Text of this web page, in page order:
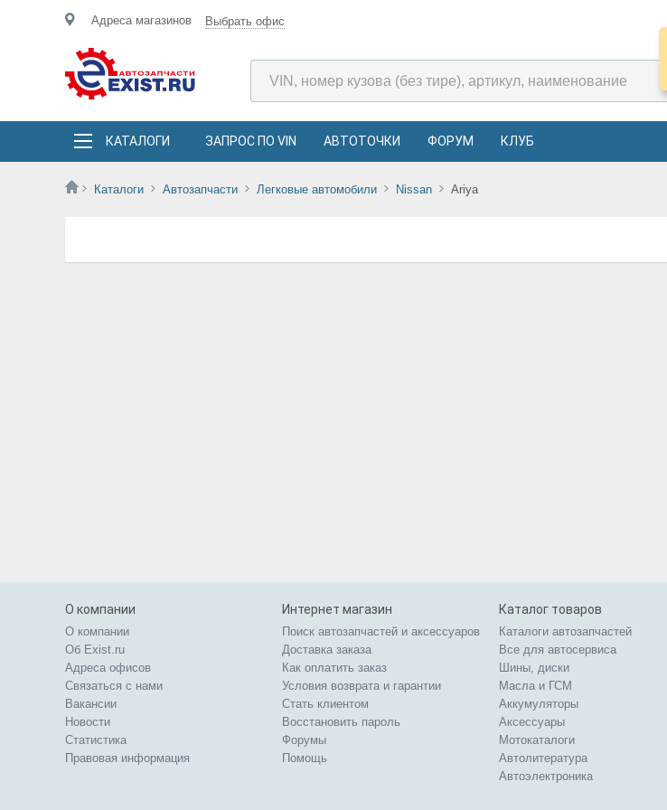
Адреса магазинов Выбрать офис
КАТАЛОГИ ЗАПРОС ПО VIN АВТОТОЧКИ ФОРУМ КЛУБ
Каталоги Автозапчасти Легковые автомобили Nissan Ariya
О компании
О компании
Об Exist.ru
Адреса офисов
Связаться с нами
Вакансии
Новости
Статистика
Правовая информация
Интернет магазин
Поиск автозапчастей и аксессуаров
Доставка заказа
Как оплатить заказ
Условия возврата и гарантии
Стать клиентом
Восстановить пароль
Форумы
Помощь
Каталог товаров
Каталоги автозапчастей
Все для автосервиса
Шины, диски
Масла и ГСМ
Аккумуляторы
Аксессуары
Мотокаталоги
Автолитература
Автоэлектроника